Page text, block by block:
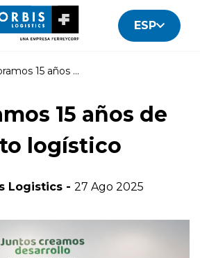
ESP
Celebramos 15 años de éxito logístico
15 años de
logístico
Logistics - 27 Ago 2025